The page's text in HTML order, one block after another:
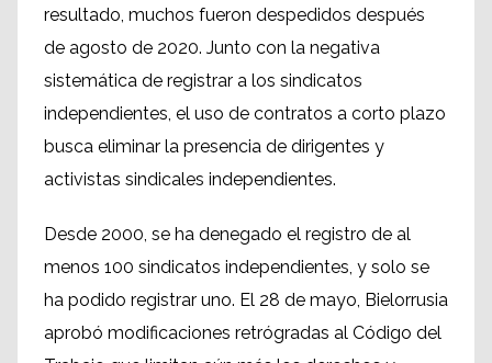
resultado, muchos fueron despedidos después
de agosto de 2020. Junto con la negativa
sistemática de registrar a los sindicatos
independientes, el uso de contratos a corto plazo
busca eliminar la presencia de dirigentes y
activistas sindicales independientes.
Desde 2000, se ha denegado el registro de al
menos 100 sindicatos independientes, y solo se
ha podido registrar uno. El 28 de mayo, Bielorrusia
aprobó modificaciones retrógradas al Código del